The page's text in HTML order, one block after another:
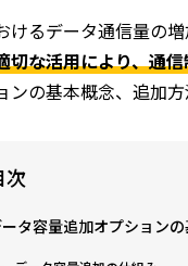
けるデータ通信量の
切な活用により、通
ンの基本概念、追加
次
タ容量追加オプション